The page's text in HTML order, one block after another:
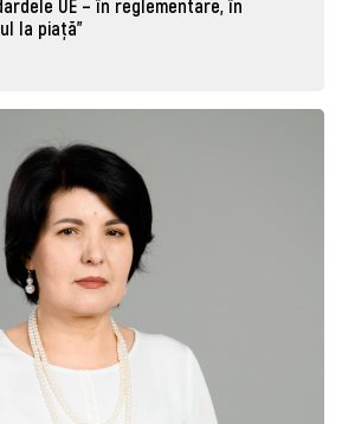
UE – în reglementare, în
la piață"